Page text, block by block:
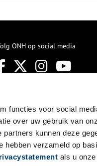
functies voor social
over uw gebruik van
kunnen deze
hebben verzameld op
als u onze
ONH op social media